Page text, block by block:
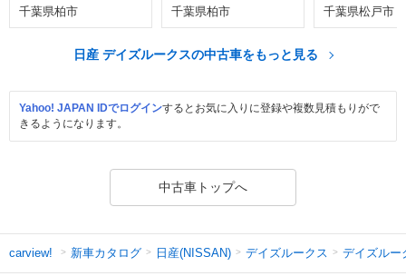
千葉県柏市 千葉県柏市 千葉県松戸市
日産 デイズルークスの中古車をもっと見る
Yahoo! JAPAN IDでログインするとお気に入りに登録や複数見積もりがで
きるようになります。
中古車トップへ
carview! 新車カタログ 日産(NISSAN) デイズルークス デイズルー